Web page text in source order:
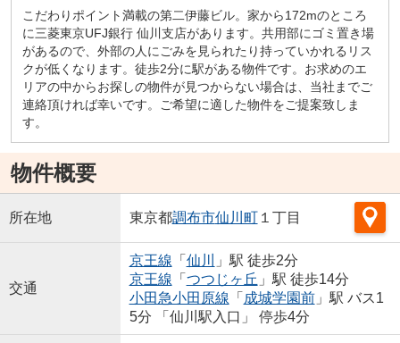
こだわりポイント満載の第二伊藤ビル。家から172mのところ
に三菱東京UFJ銀行 仙川支店があります。共用部にゴミ置き場
があるので、外部の人にごみを見られたり持っていかれるリス
クが低くなります。徒歩2分に駅がある物件です。お求めのエ
リアの中からお探しの物件が見つからない場合は、当社までご
連絡頂ければ幸いです。ご希望に適した物件をご提案致しま
す。
物件概要
所在地 東京都調布市仙川町１丁目
交通
京王線 「 仙川
」駅 徒歩2分
京王線 「 つつじヶ丘 」駅 徒歩14分
小田急小田原線 「 成城学園前」駅 バス1
5分 「仙川駅入口」 停歩4分